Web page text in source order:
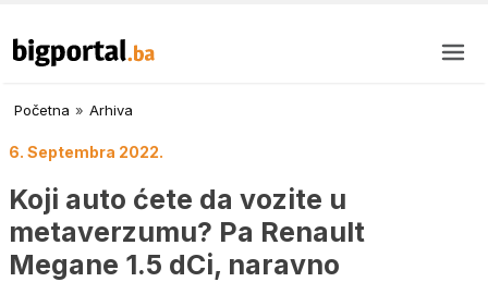
Početna » Arhiva
6. Septembra 2022.
Koji auto ćete da vozite u
metaverzumu? Pa Renault
Megane 1.5 dCi, naravno